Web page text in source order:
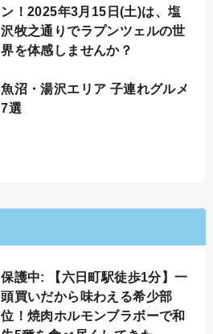
ン！2025年3月15日(土)は、塩
沢牧之通りでラプンツェルの世
界を体感しませんか？
魚沼・湯沢エリア 子連れグルメ
7選
保護中: 【六日町駅徒歩1分】一
頭買いだから味わえる希少部
位！焼肉ホルモンブラボーで和